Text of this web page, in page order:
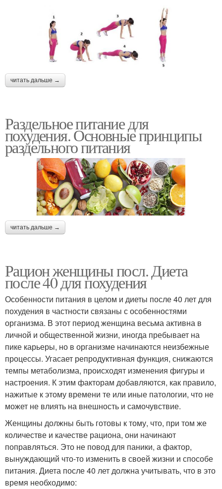
читать дальше →
Раздельное питание для
похудения. Основные принципы
раздельного питания
читать дальше →
Рацион женщины посл. Диета
после 40 для похудения
Особенности питания в целом и диеты после 40 лет для
похудения в частности связаны с особенностями
организма. В этот период женщина весьма активна в
личной и общественной жизни, иногда пребывает на
пике карьеры, но в организме начинаются неизбежные
процессы. Угасает репродуктивная функция, снижаются
темпы метаболизма, происходят изменения фигуры и
настроения. К этим факторам добавляются, как правило,
нажитые к этому времени те или иные патологии, что не
может не влиять на внешность и самочувствие.
Женщины должны быть готовы к тому, что, при том же
количестве и качестве рациона, они начинают
поправляться. Это не повод для паники, а фактор,
вынуждающий что-то изменить в своей жизни и способе
питания. Диета после 40 лет должна учитывать, что в это
время необходимо: